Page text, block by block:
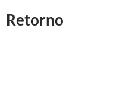
Retorno